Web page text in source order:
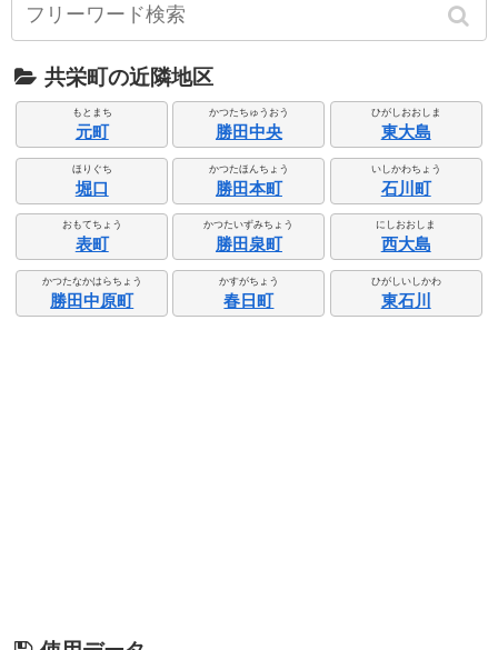
共栄町の近隣地区
もとまち
元町
かつたちゅうおう
勝田中央
ひがしおおしま
東大島
ほりぐち
堀口
かつたほんちょう
勝田本町
いしかわちょう
石川町
おもてちょう
表町
かつたいずみちょう
勝田泉町
にしおおしま
西大島
かつたなかはらちょう
勝田中原町
かすがちょう
春日町
ひがしいしかわ
東石川